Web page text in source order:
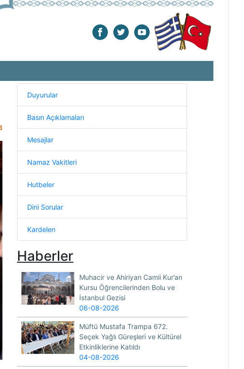
Duyurular
Basın Açıklamaları
Mesajlar
Namaz Vakitleri
Hutbeler
Dini Sorular
Kardelen
Haberler
Muhacir ve Ahiriyan Camii Kur’an
Kursu Öğrencilerinden Bolu ve
İstanbul Gezisi
06-08-2026
Müftü Mustafa Trampa 672.
Seçek Yağlı Güreşleri ve Kültürel
Etkinliklerine Katıldı
04-08-2026